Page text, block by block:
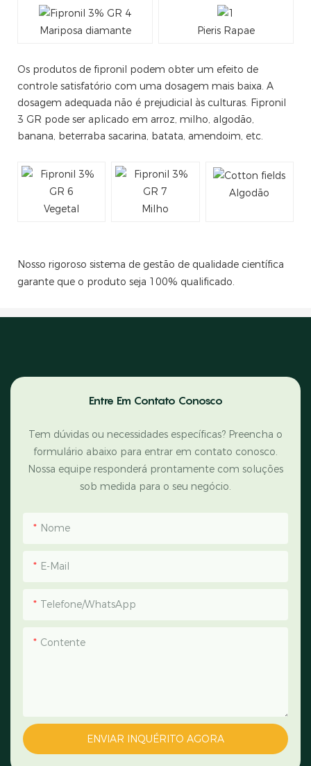
Mariposa diamante Pieris Rapae
Os produtos de fipronil podem obter um efeito de
controle satisfatório com uma dosagem mais baixa. A
dosagem adequada não é prejudicial às culturas. Fipronil
3 GR pode ser aplicado em arroz, milho, algodão,
banana, beterraba sacarina, batata, amendoim, etc.
Vegetal Milho
Algodão
Nosso rigoroso sistema de gestão de qualidade científica
garante que o produto seja 100% qualificado.
Entre Em Contato Conosco
Tem dúvidas ou necessidades específicas? Preencha o
formulário abaixo para entrar em contato conosco.
Nossa equipe responderá prontamente com soluções
sob medida para o seu negócio.
Nome
E-Mail
Telefone/WhatsApp
Contente
ENVIAR INQUÉRITO AGORA